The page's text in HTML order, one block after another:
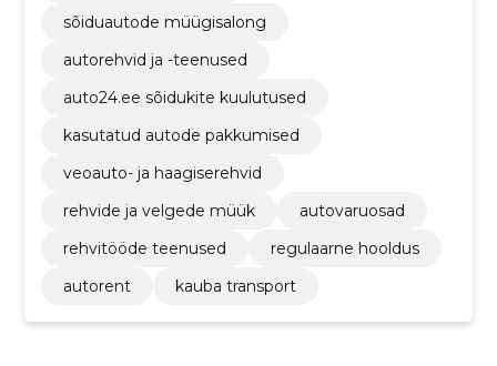
sõiduautode müügisalong
autorehvid ja -teenused
auto24.ee sõidukite kuulutused
kasutatud autode pakkumised
veoauto- ja haagiserehvid
rehvide ja velgede müük
autovaruosad
rehvitööde teenused
regulaarne hooldus
autorent
kauba transport